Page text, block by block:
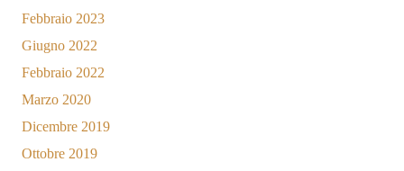
Febbraio 2023
Giugno 2022
Febbraio 2022
Marzo 2020
Dicembre 2019
Ottobre 2019